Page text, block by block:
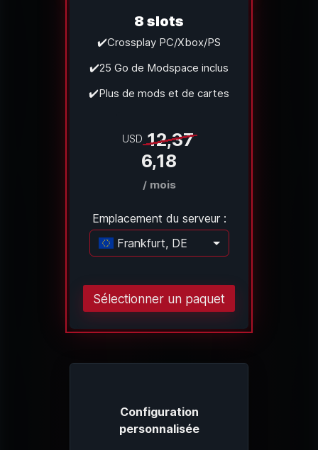
8 slots
✔️Crossplay PC/Xbox/PS
✔️25 Go de Modspace inclus
✔️Plus de mods et de cartes
USD 12,37
6,18
/ mois
Emplacement du serveur :
Frankfurt, DE
Chargement..
Sélectionner un paquet
Configuration
personnalisée